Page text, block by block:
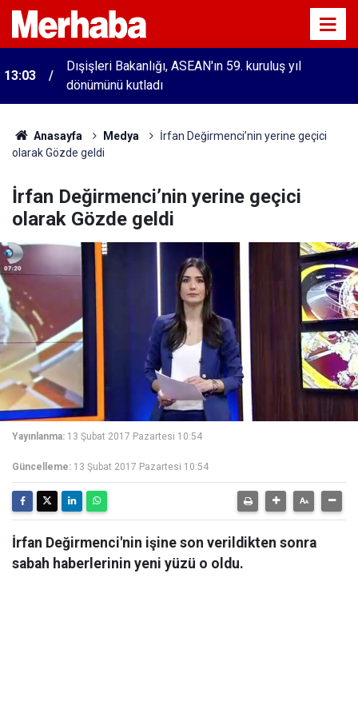
13:03
Dışişleri Bakanlığı, ASEAN'ın 59. kuruluş yıl
dönümünü kutladı
Anasayfa Medya
İrfan Değirmenci’nin yerine geçici
olarak Gözde geldi
İrfan Değirmenci’nin yerine geçici
olarak Gözde geldi
Yayınlanma: 13 Şubat 2017 Pazartesi 10:54
Güncelleme: 13 Şubat 2017 Pazartesi 10:54
İrfan Değirmenci'nin işine son verildikten sonra
sabah haberlerinin yeni yüzü o oldu.